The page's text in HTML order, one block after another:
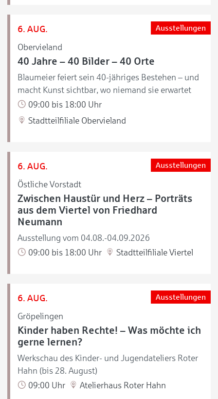
6. AUG.
Obervieland
Ausstellungen
40 Jahre – 40 Bilder – 40 Orte
Blaumeier feiert sein 40-jähriges Bestehen – und
macht Kunst sichtbar, wo niemand sie erwartet
09:00 bis 18:00 Uhr
Stadtteilfiliale Obervieland
6. AUG.
Östliche Vorstadt
Ausstellungen
Zwischen Haustür und Herz – Porträts
aus dem Viertel von Friedhard
Neumann
Ausstellung vom 04.08.-04.09.2026
09:00 bis 18:00 Uhr
Stadtteilfiliale Viertel
6. AUG.
Gröpelingen
Ausstellungen
Kinder haben Rechte! – Was möchte ich
gerne lernen?
Werkschau des Kinder- und Jugendateliers Roter
Hahn (bis 28. August)
09:00 Uhr
Atelierhaus Roter Hahn